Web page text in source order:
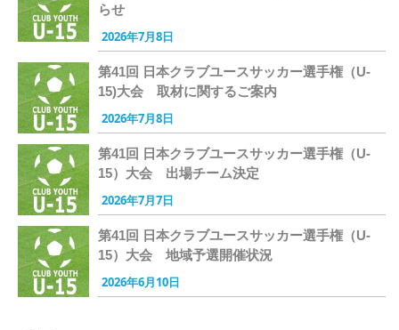
らせ
2026年7月8日
第41回 日本クラブユースサッカー選手権（U-
15)大会 取材に関するご案内
2026年7月8日
第41回 日本クラブユースサッカー選手権（U-
15）大会 出場チーム決定
2026年7月7日
第41回 日本クラブユースサッカー選手権（U-
15）大会 地域予選開催状況
2026年6月10日